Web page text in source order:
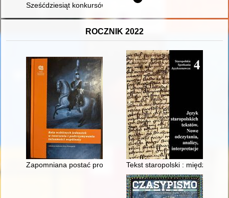
Sześćdziesiąt konkursów "Najpiękniejsza książka roku"
ROCZNIK 2022
Zapomniana postać prof. Osmana Achmetowicza w świetle
Tekst staropolski : między